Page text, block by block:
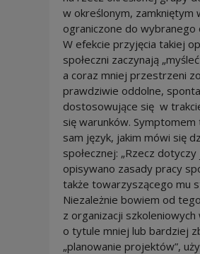
w określonym, zamkniętym
ograniczone do wybranego
W efekcie przyjęcia takiej
społeczni zaczynają
a coraz mniej przestrzeni
prawdziwie oddolne,
dostosowujące się w
się warunków.
sam język, jakim mówi się
społecznej: „Rzecz dotyczy
opisywano zasady pracy
także towarzyszącego mu
Niezależnie bowiem od
z organizacji szkoleniowych
o tytule mniej lub bardziej
„planowanie projektów”,